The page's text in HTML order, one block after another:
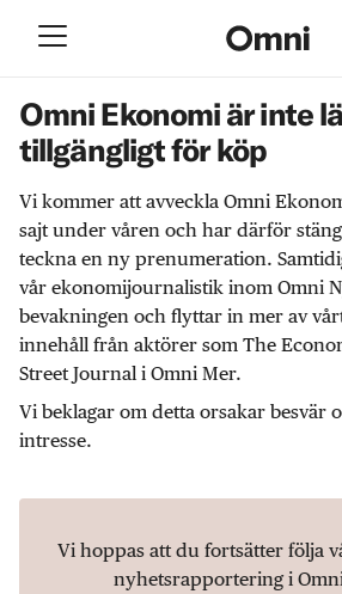
Omni Ekonomi är inte
tillgängligt för köp
Vi kommer att avveckla Omni
sajt under våren och har därför
teckna en ny prenumeration.
vår ekonomijournalistik inom Omni
bevakningen och flyttar in mer av
innehåll från aktörer som The
Street Journal i Omni Mer.
Vi beklagar om detta orsakar besvär
intresse.
Vi hoppas att du fortsätter följa
nyhetsrapportering i